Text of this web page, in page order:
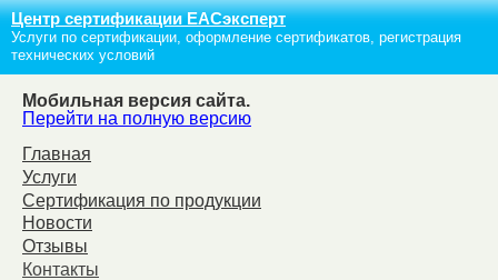
Центр сертификации ЕАСэксперт
Услуги по сертификации, оформление сертификатов, регистрация
технических условий
Мобильная версия сайта.
Перейти на полную версию
Главная
Услуги
Сертификация по продукции
Новости
Отзывы
Контакты